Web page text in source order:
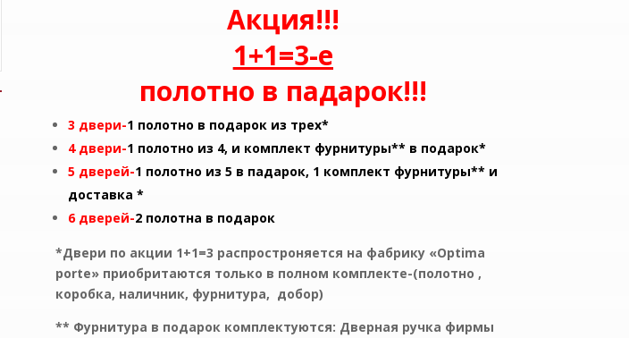
Акция!!!
1+1=3-е
полотно в падарок!!!
3 двери-1 полотно в подарок из трех*
4 двери-1 полотно из 4, и комплект фурнитуры** в подарок*
5 дверей-1 полотно из 5 в падарок, 1 комплект фурнитуры** и
доставка *
6 дверей-2 полотна в подарок
*Двери по акции 1+1=3 распростроняется на фабрику «Optima
porte» приобритаются только в полном комплекте-(полотно ,
коробка, наличник, фурнитура, добор)
** Фурнитура в подарок комплектуются: Дверная ручка фирмы